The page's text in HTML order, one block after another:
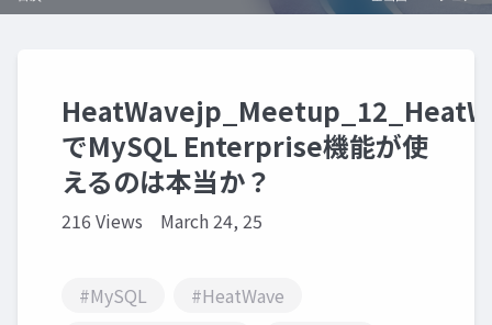
でMySQL Enterprise機能が使
えるのは本当か？
216 Views March 24, 25
#MySQL
#HeatWave